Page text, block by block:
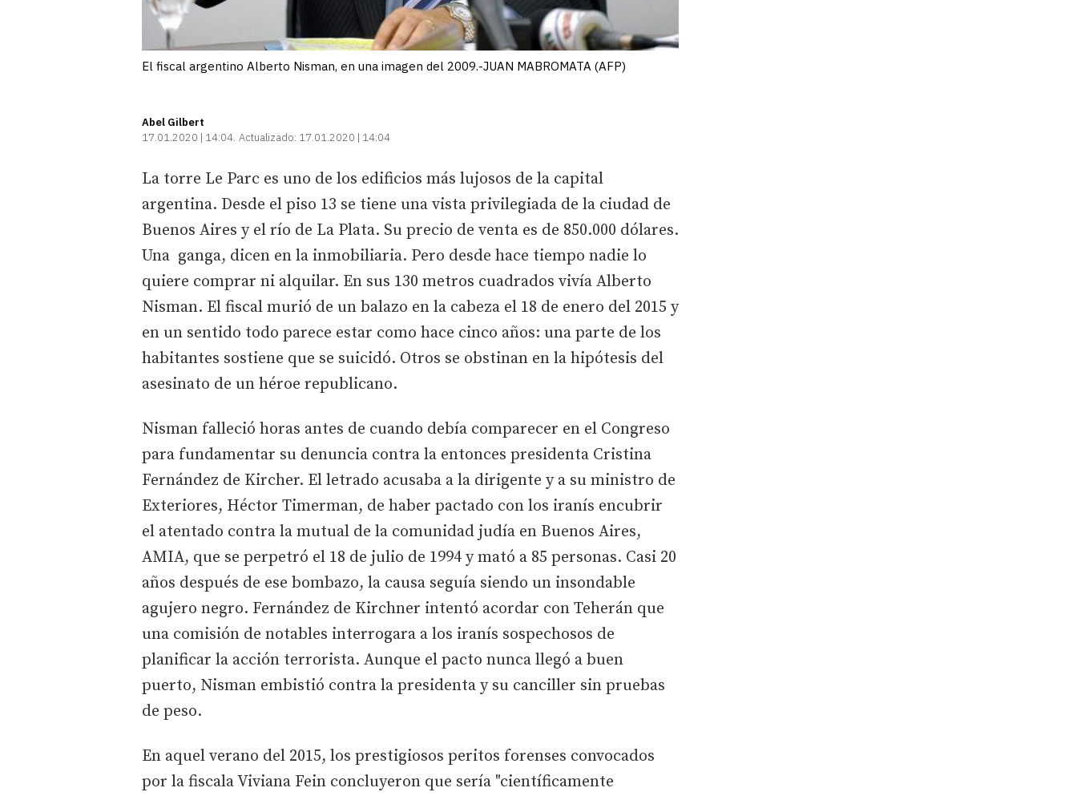
El fiscal argentino Alberto Nisman, en una imagen del 2009.-JUAN MABROMATA (AFP)
Abel Gilbert
17.01.2020 | 14:04 Actualizado: 17.01.2020 | 14:04
La torre Le Parc es uno de los edificios más lujosos de la capital
argentina. Desde el piso 13 se tiene una vista privilegiada de la ciudad de
Buenos Aires y el río de La Plata. Su precio de venta es de 850.000 dólares.
Una ganga, dicen en la inmobiliaria. Pero desde hace tiempo nadie lo
quiere comprar ni alquilar. En sus 130 metros cuadrados vivía Alberto
Nisman. El fiscal murió de un balazo en la cabeza el 18 de enero del 2015 y
en un sentido todo parece estar como hace cinco años: una parte de los
habitantes sostiene que se suicidó. Otros se obstinan en la hipótesis del
asesinato de un héroe republicano.
Nisman falleció horas antes de cuando debía comparecer en el Congreso
para fundamentar su denuncia contra la entonces presidenta Cristina
Fernández de Kircher. El letrado acusaba a la dirigente y a su ministro de
Exteriores, Héctor Timerman, de haber pactado con los iranís encubrir
el atentado contra la mutual de la comunidad judía en Buenos Aires,
AMIA, que se perpetró el 18 de julio de 1994 y mató a 85 personas. Casi 20
años después de ese bombazo, la causa seguía siendo un insondable
agujero negro. Fernández de Kirchner intentó acordar con Teherán que
una comisión de notables interrogara a los iranís sospechosos de
planificar la acción terrorista. Aunque el pacto nunca llegó a buen
puerto, Nisman embistió contra la presidenta y su canciller sin pruebas
de peso.
En aquel verano del 2015, los prestigiosos peritos forenses convocados
por la fiscala Viviana Fein concluyeron que sería "científicamente